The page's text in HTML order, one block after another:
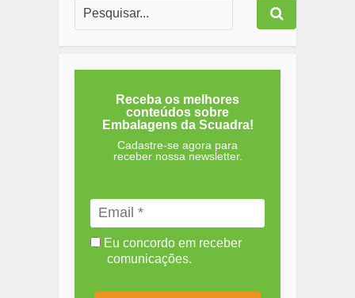
Receba os melhores
conteúdos sobre
Embalagens da Scuadra!
Cadastre-se agora para
receber nossa newsletter.
Eu concordo em receber
comunicações.